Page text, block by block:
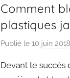
Comment
plastiques
Publié le10 juin 2018
Devant le